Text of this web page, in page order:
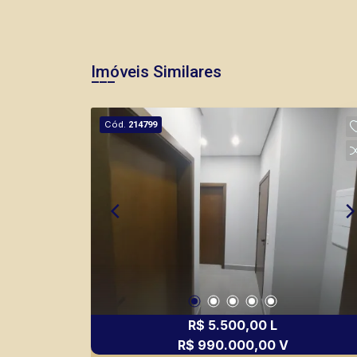
Imóveis Similares
Cód. 214799
R$ 5.500,00 L
R$ 990.000,00 V